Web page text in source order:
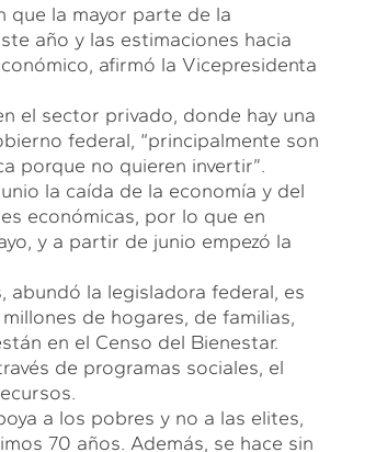
que la mayor parte de la
año y las estimaciones hacia
afirmó la Vicepresidenta
el sector privado, donde hay una
federal, “principalmente son
porque no quieren invertir”.
la caída de la economía y del
económicas, por lo que en
y a partir de junio empezó la
abundó la legisladora federal, es
de hogares, de familias,
en el Censo del Bienestar.
de programas sociales, el
a los pobres y no a las elites,
70 años. Además, se hace sin